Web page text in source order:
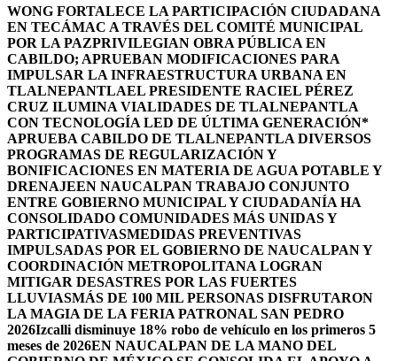
WONG FORTALECE LA PARTICIPACIÓN CIUDADANA
EN TECÁMAC A TRAVÉS DEL COMITÉ MUNICIPAL
POR LA PAZPRIVILEGIAN OBRA PÚBLICA EN
CABILDO; APRUEBAN MODIFICACIONES PARA
IMPULSAR LA INFRAESTRUCTURA URBANA EN
TLALNEPANTLAEL PRESIDENTE RACIEL PÉREZ
CRUZ ILUMINA VIALIDADES DE TLALNEPANTLA
CON TECNOLOGÍA LED DE ÚLTIMA GENERACIÓN*
APRUEBA CABILDO DE TLALNEPANTLA DIVERSOS
PROGRAMAS DE REGULARIZACIÓN Y
BONIFICACIONES EN MATERIA DE AGUA POTABLE Y
DRENAJEEN NAUCALPAN TRABAJO CONJUNTO
ENTRE GOBIERNO MUNICIPAL Y CIUDADANÍA HA
CONSOLIDADO COMUNIDADES MÁS UNIDAS Y
PARTICIPATIVASMEDIDAS PREVENTIVAS
IMPULSADAS POR EL GOBIERNO DE NAUCALPAN Y
COORDINACIÓN METROPOLITANA LOGRAN
MITIGAR DESASTRES POR LAS FUERTES
LLUVIASMÁS DE 100 MIL PERSONAS DISFRUTARON
LA MAGIA DE LA FERIA PATRONAL SAN PEDRO
2026Izcalli disminuye 18% robo de vehículo en los primeros 5
meses de 2026EN NAUCALPAN DE LA MANO DEL